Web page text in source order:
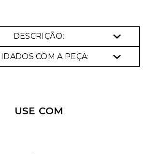
o tamanho que você deseja:
DESCRIÇÃO:
COM A PEÇA:
USE COM